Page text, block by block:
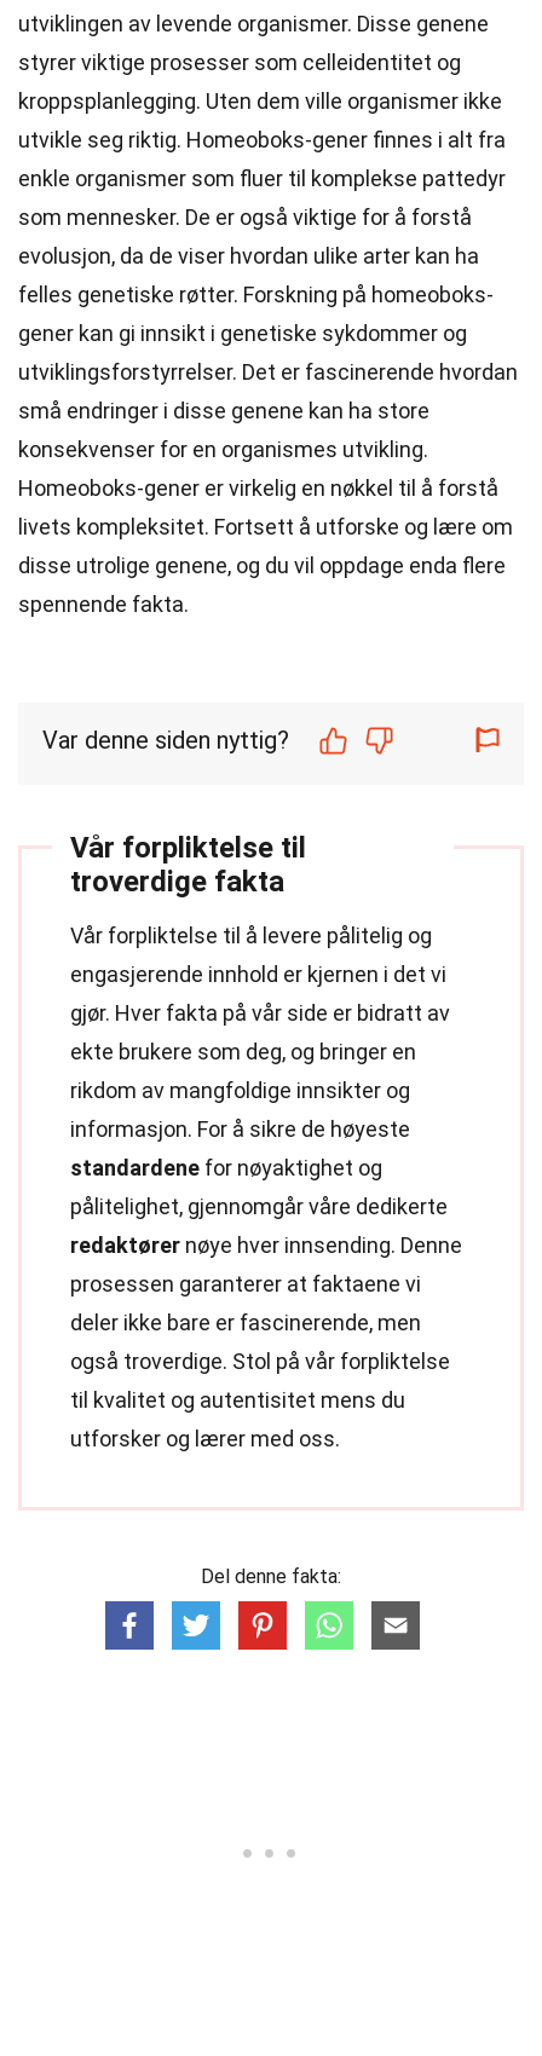
utviklingen av levende organismer. Disse genene
styrer viktige prosesser som celleidentitet og
kroppsplanlegging. Uten dem ville organismer ikke
utvikle seg riktig. Homeoboks-gener finnes i alt fra
enkle organismer som fluer til komplekse pattedyr
som mennesker. De er også viktige for å forstå
evolusjon, da de viser hvordan ulike arter kan ha
felles genetiske røtter. Forskning på homeoboks-
gener kan gi innsikt i genetiske sykdommer og
utviklingsforstyrrelser. Det er fascinerende hvordan
små endringer i disse genene kan ha store
konsekvenser for en organismes utvikling.
Homeoboks-gener er virkelig en nøkkel til å forstå
livets kompleksitet. Fortsett å utforske og lære om
disse utrolige genene, og du vil oppdage enda flere
spennende fakta.
Var denne siden nyttig?
Vår forpliktelse til
troverdige fakta
Vår forpliktelse til å levere pålitelig og
engasjerende innhold er kjernen i det vi
gjør. Hver fakta på vår side er bidratt av
ekte brukere som deg, og bringer en
rikdom av mangfoldige innsikter og
informasjon. For å sikre de høyeste
standardene for nøyaktighet og
pålitelighet, gjennomgår våre dedikerte
redaktører nøye hver innsending. Denne
prosessen garanterer at faktaene vi
deler ikke bare er fascinerende, men
også troverdige. Stol på vår forpliktelse
til kvalitet og autentisitet mens du
utforsker og lærer med oss.
Del denne fakta: